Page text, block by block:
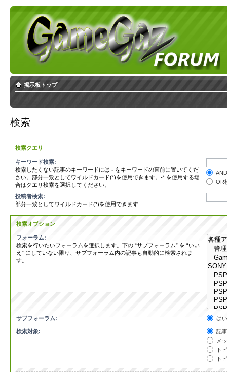
掲示板トップ
検索
検索クエリ
キーワード検索:
検索したくない記事のキーワードには - をキーワードの直前に置いてくだ
さい。部分一致としてワイルドカード(*)を使用できます。-* を使用する場
合はクエリ検索を選択してください。
OR
投稿者検索:
部分一致としてワイルドカード(*)を使用できます
検索オプション
フォーラム:
検索を行いたいフォーラムを選択します。下の “サブフォーラム” を “いい
え” にしていない限り、サブフォーラム内の記事も自動的に検索されま
す。
サブフォーラム: はい
検索対象:
記
メ
ト
ト